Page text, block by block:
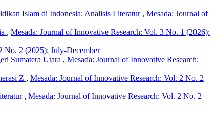
Islam di Indonesia: Analisis Literatur , Mesada: Journal of
, Mesada: Journal of Innovative Research: Vol. 3 No. 1 (2026):
No. 2 (2025): July-December
Sumatera Utara , Mesada: Journal of Innovative Research:
Z , Mesada: Journal of Innovative Research: Vol. 2 No. 2
, Mesada: Journal of Innovative Research: Vol. 2 No. 2